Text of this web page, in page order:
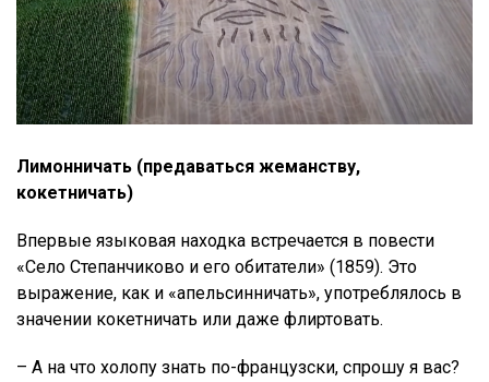
Лимонничать (предаваться жеманству,
кокетничать)
Впервые языковая находка встречается в повести
«Село Степанчиково и его обитатели» (1859). Это
выражение, как и «апельсинничать», употреблялось в
значении кокетничать или даже флиртовать.
– А на что холопу знать по-французски, спрошу я вас?